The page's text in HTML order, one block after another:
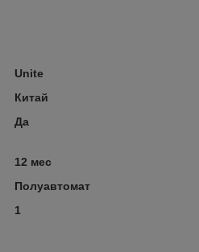
Unite
Китай
Да
12 мес
Полуавтомат
1